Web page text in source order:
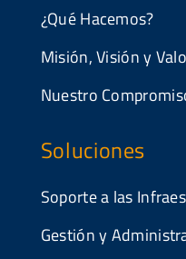
¿Qué Hacemos?
Misión, Visión y
Nuestro
Soluciones
Soporte a las
Gestión y